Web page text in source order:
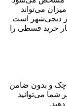
می‌تواند
از دیجی‌شهر است
خرید قسطی را
چک و بدون ضامن
شما می‌توانید